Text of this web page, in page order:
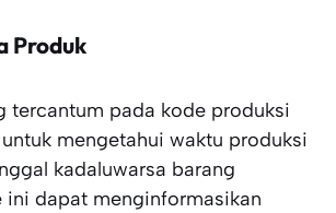
Produk
tercantum pada kode produksi
mengetahui waktu produksi
kadaluwarsa barang
ini dapat menginformasikan